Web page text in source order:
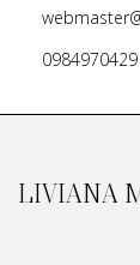
0984970429
LIVIANA